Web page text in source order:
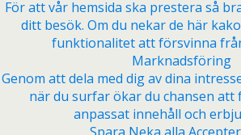
För att vår hemsida ska prestera så
ditt besök. Om du nekar de här
funktionalitet att försvinna
Marknadsföring
Genom att dela med dig av dina
när du surfar ökar du chansen att
anpassat innehåll och